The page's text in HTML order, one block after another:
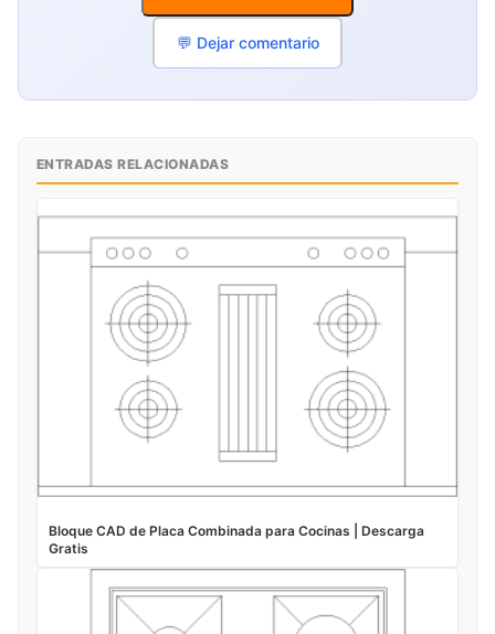
💬 Dejar comentario
ENTRADAS RELACIONADAS
Bloque CAD de Placa Combinada para Cocinas | Descarga
Gratis